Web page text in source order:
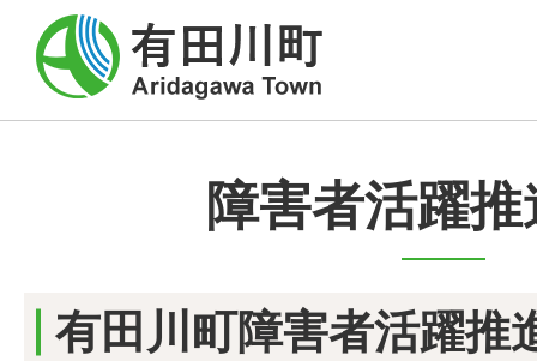
障害者活躍
有田川町障害者活躍推